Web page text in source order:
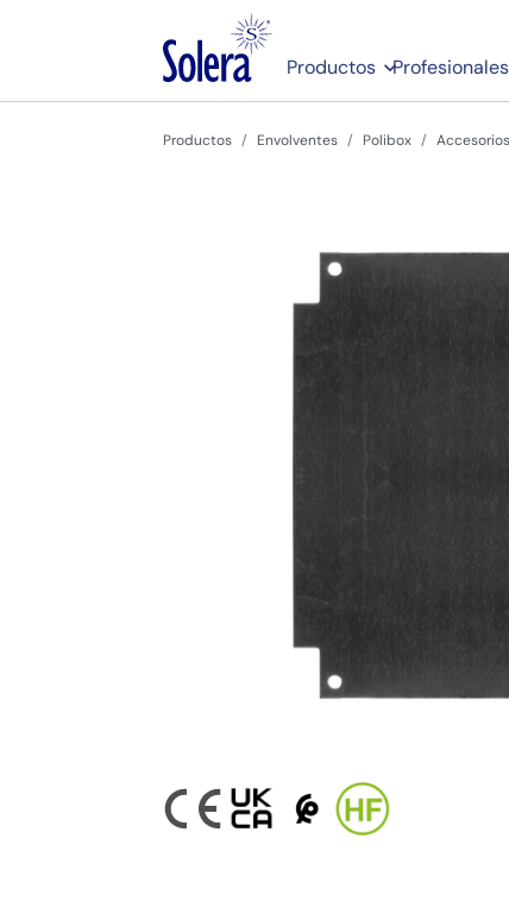
Productos Profesionales
Productos Envolventes Polibox